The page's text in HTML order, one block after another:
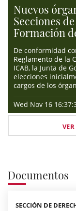
Nuevos
Secciones
Formación
De conformidad
Reglamento de la
ICAB, la Junta de
elecciones
cargos de los
Wed Nov 16
Documentos
SECCIÓN DE